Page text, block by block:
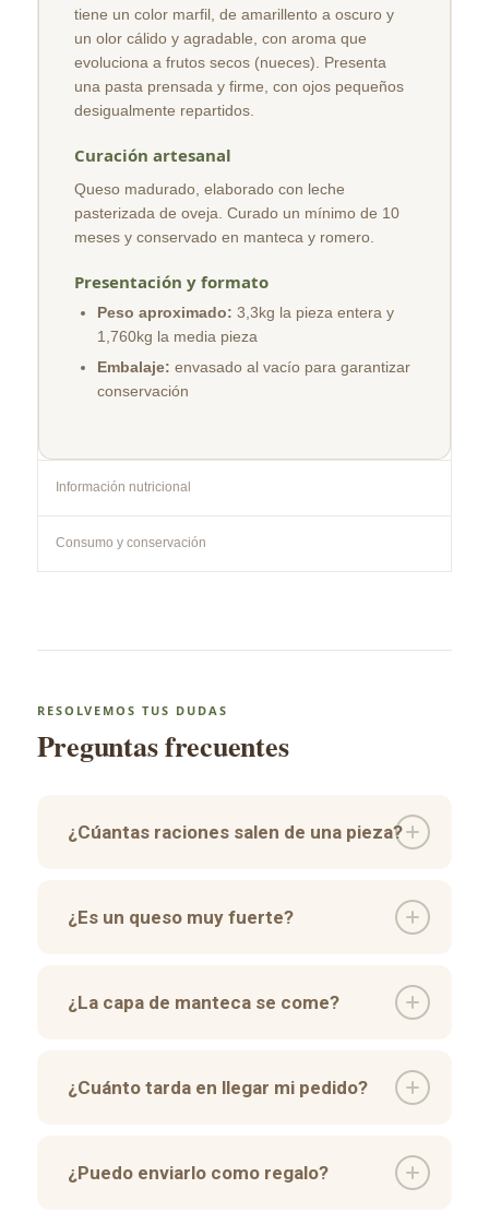
tiene un color marfil, de amarillento a oscuro y
un olor cálido y agradable, con aroma que
evoluciona a frutos secos (nueces). Presenta
una pasta prensada y firme, con ojos pequeños
desigualmente repartidos.
Curación artesanal
Queso madurado, elaborado con leche
pasterizada de oveja. Curado un mínimo de 10
meses y conservado en manteca y romero.
Presentación y formato
Peso aproximado: 3,3kg la pieza entera y
1,760kg la media pieza
Embalaje: envasado al vacío para garantizar
conservación
Información nutricional
Consumo y conservación
RESOLVEMOS TUS DUDAS
Preguntas frecuentes
¿Cúantas raciones salen de una pieza?
¿Es un queso muy fuerte?
¿La capa de manteca se come?
¿Cuánto tarda en llegar mi pedido?
¿Puedo enviarlo como regalo?